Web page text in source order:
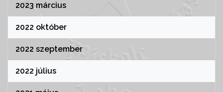
2023 március
2022 október
2022 szeptember
2022 július